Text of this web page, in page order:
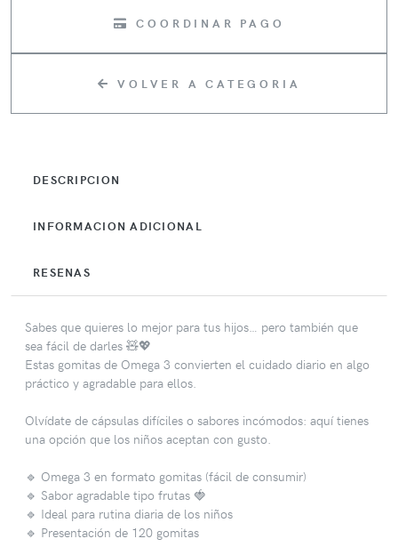
COORDINAR PAGO
VOLVER A CATEGORIA
DESCRIPCION
INFORMACION ADICIONAL
RESENAS
Sabes que quieres lo mejor para tus hijos… pero también que
sea fácil de darles 🧸💖
Estas gomitas de Omega 3 convierten el cuidado diario en algo
práctico y agradable para ellos.
Olvídate de cápsulas difíciles o sabores incómodos: aquí tienes
una opción que los niños aceptan con gusto.
🔹 Omega 3 en formato gomitas (fácil de consumir)
🔹 Sabor agradable tipo frutas 🍓
🔹 Ideal para rutina diaria de los niños
🔹 Presentación de 120 gomitas